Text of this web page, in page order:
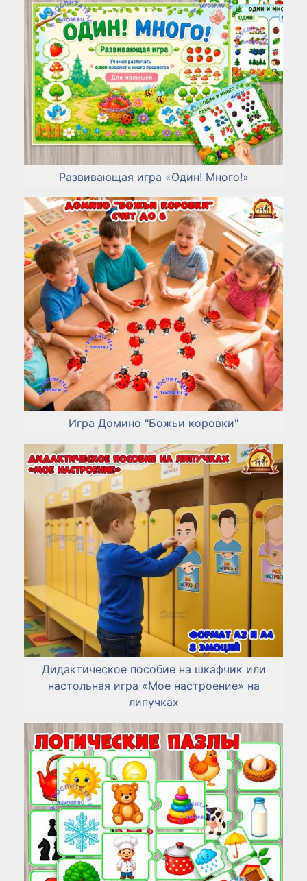
Развивающая игра «Один! Много!»
Игра Домино "Божьи коровки"
Дидактическое пособие на шкафчик или
настольная игра «Мое настроение» на
липучках